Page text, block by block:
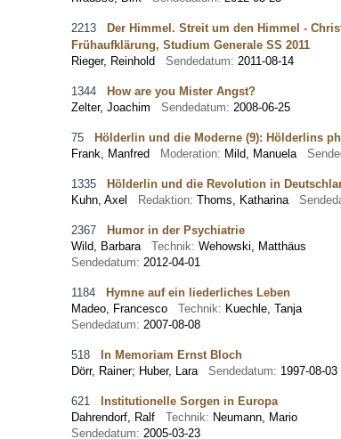
2213 Der Himmel. Streit um den Himmel -
Frühaufklärung, Studium Generale SS 2011
Rieger, Reinhold
Sendedatum: 2011-08-14
1344 How are you Mister Angst?
Zelter, Joachim
Sendedatum: 2008-06-25
75 Hölderlin und die Moderne (9): Hölderlins
Frank, Manfred
Moderation: Mild, Manuela
1335 Hölderlin und die Revolution in
Kuhn, Axel
Redaktion: Thoms, Katharina
2367 Humor in der Psychiatrie
Wild, Barbara
Technik: Wehowski, Matthäus
Sendedatum: 2012-04-01
1184 Hymne auf ein liederliches Leben
Madeo, Francesco
Technik: Kuechle, Tanja
Sendedatum: 2007-08-08
518 In Memoriam Ernst Bloch
Dörr, Rainer; Huber, Lara Sendedatum: 1997-08-03
621 Institutionelle Sorgen in Europa
Dahrendorf, Ralf
Technik: Neumann, Mario
Sendedatum: 2005-03-23